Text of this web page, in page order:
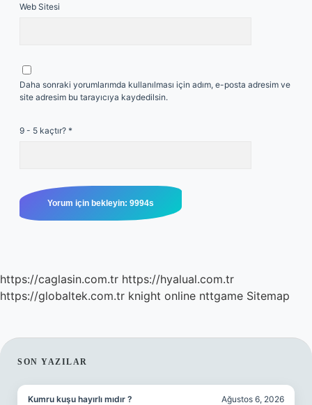
Web Sitesi
Daha sonraki yorumlarımda kullanılması için adım, e-posta adresim ve
site adresim bu tarayıcıya kaydedilsin.
9 - 5 kaçtır? *
https://caglasin.com.tr https://hyalual.com.tr
https://globaltek.com.tr knight online nttgame Sitemap
SIDEBAR
SON YAZILAR
Kumru kuşu hayırlı mıdır ? Ağustos 6, 2026